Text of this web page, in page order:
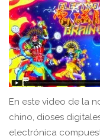
En este video de la
chino, dioses
electrónica